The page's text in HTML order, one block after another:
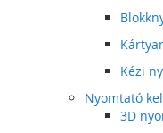
Kézi
Nyomtató
3D